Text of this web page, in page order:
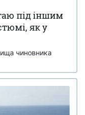
під іншим
як у
чиновника